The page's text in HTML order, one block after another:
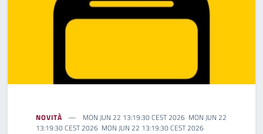
NOVITÀ
MON JUN 22 13:19:30 CEST 2026 MON JUN 22
13:19:30 CEST 2026 MON JUN 22 13:19:30 CEST 2026